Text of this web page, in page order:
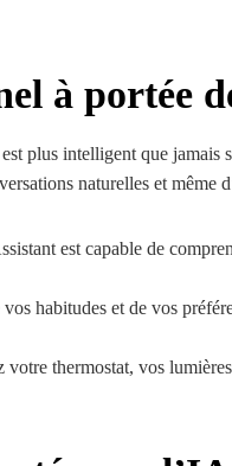
à portée
plus intelligent que jamais
naturelles et même
est capable de
vos habitudes et de vos
votre thermostat, vos